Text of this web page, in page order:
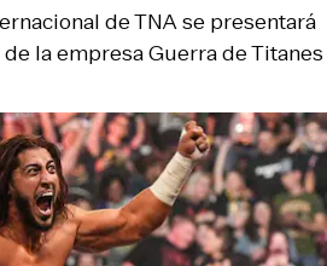
de TNA se presentará
la empresa Guerra de Titanes